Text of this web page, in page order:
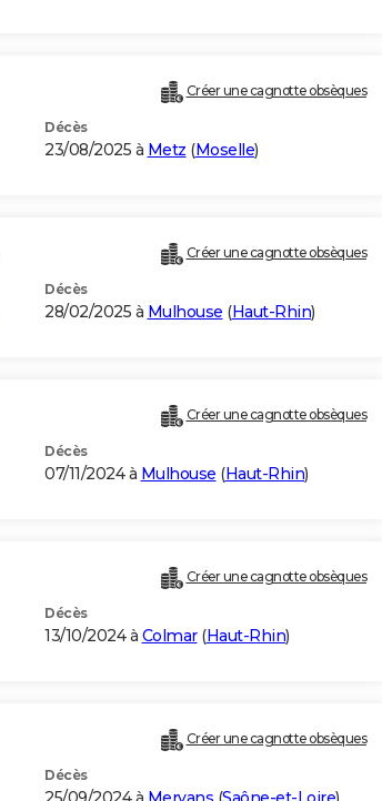
Créer une cagnotte obsèques
Décès
23/08/2025 à Metz (Moselle)
Créer une cagnotte obsèques
Décès
28/02/2025 à Mulhouse (Haut-Rhin)
Créer une cagnotte obsèques
Décès
07/11/2024 à Mulhouse (Haut-Rhin)
Créer une cagnotte obsèques
Décès
13/10/2024 à Colmar(Haut-Rhin)
Créer une cagnotte obsèques
Décès